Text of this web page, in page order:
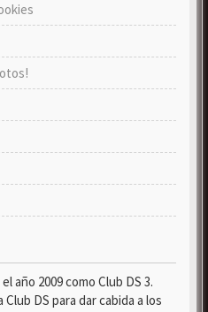
año 2009 como Club DS 3.
DS para dar cabida a los